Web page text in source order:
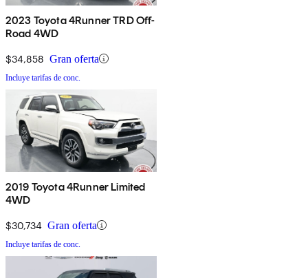
2023 Toyota 4Runner TRD Off-
Road 4WD
$34,858 Gran oferta
Incluye tarifas de conc.
2019 Toyota 4Runner Limited
4WD
$30,734 Gran oferta
Incluye tarifas de conc.